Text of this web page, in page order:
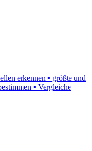
erkennen ▪ größte und
▪ Vergleiche